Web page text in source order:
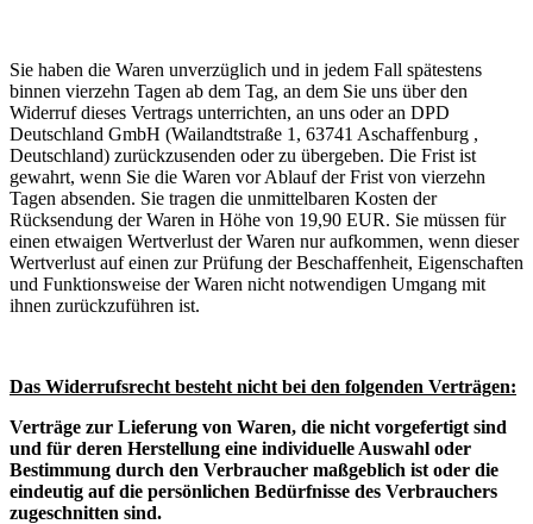
Sie haben die Waren unverzüglich und in jedem Fall spätestens
binnen vierzehn Tagen ab dem Tag, an dem Sie uns über den
Widerruf dieses Vertrags unterrichten, an uns oder an DPD
Deutschland GmbH (Wailandtstraße 1, 63741 Aschaffenburg ,
Deutschland) zurückzusenden oder zu übergeben. Die Frist ist
gewahrt, wenn Sie die Waren vor Ablauf der Frist von vierzehn
Tagen absenden. Sie tragen die unmittelbaren Kosten der
Rücksendung der Waren in Höhe von 19,90 EUR. Sie müssen für
einen etwaigen Wertverlust der Waren nur aufkommen, wenn dieser
Wertverlust auf einen zur Prüfung der Beschaffenheit, Eigenschaften
und Funktionsweise der Waren nicht notwendigen Umgang mit
ihnen zurückzuführen ist.
Das Widerrufsrecht besteht nicht bei den folgenden Verträgen:
Verträge zur Lieferung von Waren, die nicht vorgefertigt sind
und für deren Herstellung eine individuelle Auswahl oder
Bestimmung durch den Verbraucher maßgeblich ist oder die
eindeutig auf die persönlichen Bedürfnisse des Verbrauchers
zugeschnitten sind.